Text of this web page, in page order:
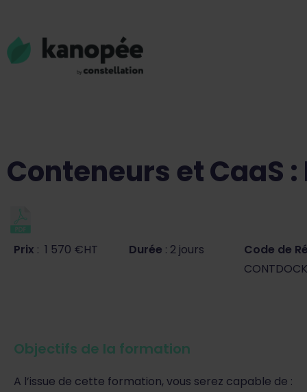
Conteneurs et CaaS
Prix : 1 570 €HT Durée : 2 jours Code de
CONTDOCK
Objectifs de la formation
A l’issue de cette formation, vous serez capable de :